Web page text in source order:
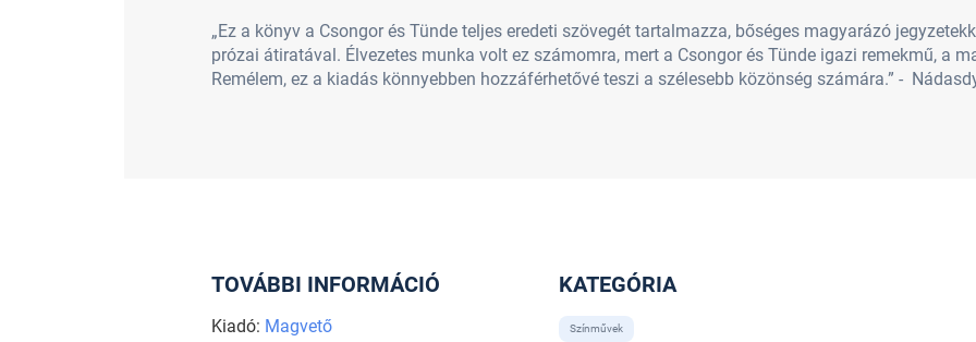
„Ez a könyv a Csongor és Tünde teljes eredeti szövegét tartalmazza, bőséges magyarázó
prózai átiratával. Élvezetes munka volt ez számomra, mert a Csongor és Tünde igazi remekmű, a
Remélem, ez a kiadás könnyebben hozzáférhetővé teszi a szélesebb közönség számára.” -
TOVÁBBI INFORMÁCIÓ
Kiadó: Magvető
KATEGÓRIA
Színművek